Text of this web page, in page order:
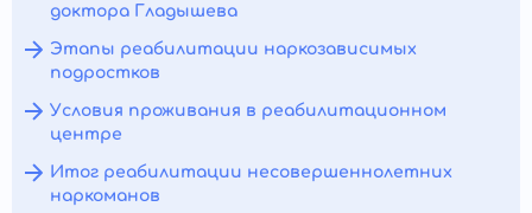
доктора Гладышева
Этапы реабилитации наркозависимых
подростков
Условия проживания в реабилитационном
центре
Итог реабилитации несовершеннолетних
наркоманов